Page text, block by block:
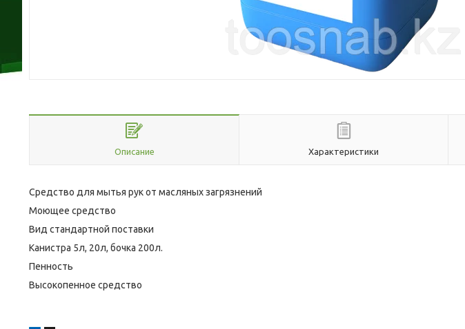
Описание Характеристики
Средство для мытья рук от масляных загрязнений
Моющее средство
Вид стандартной поставки
Канистра 5л, 20л, бочка 200л.
Пенность
Высокопенное средство